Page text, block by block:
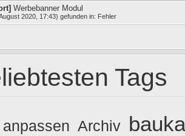
Werbebanner Modul
2020, 17:43) gefunden in: Fehler
Tags
anpassen Archiv